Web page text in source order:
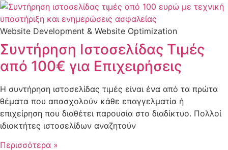
Website Development & Website Optimization
Συντήρηση Ιστοσελίδας Τιμές
από 100€ για Επιχειρήσεις
Η συντήρηση ιστοσελίδας τιμές είναι ένα από τα πρώτα
θέματα που απασχολούν κάθε επαγγελματία ή
επιχείρηση που διαθέτει παρουσία στο διαδίκτυο. Πολλοί
ιδιοκτήτες ιστοσελίδων αναζητούν
Περισσότερα »